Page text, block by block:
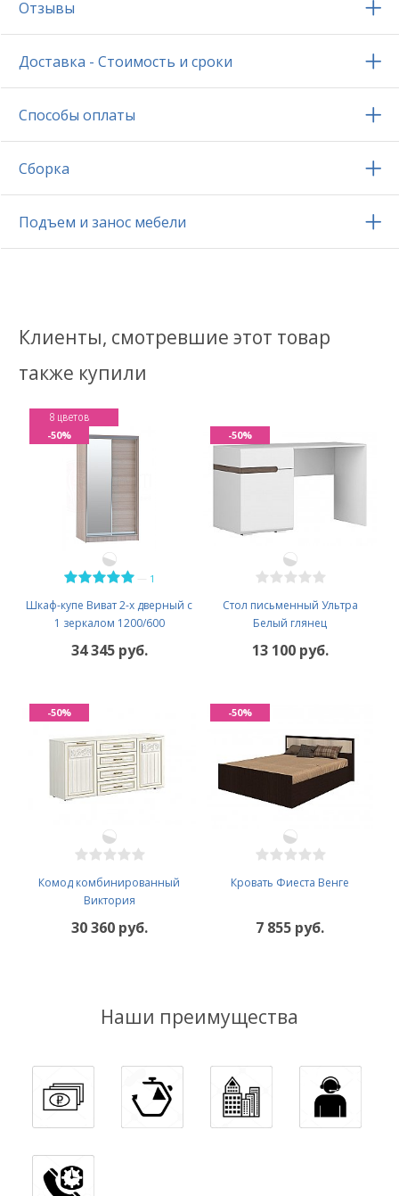
Отзывы
Доставка - Стоимость и сроки
Способы оплаты
Сборка
Подъем и занос мебели
Клиенты, смотревшие этот товар
также купили
1
Шкаф-купе Виват 2-х дверный с
1 зеркалом 1200/600
8 цветов
34 345 руб.
-50%
Стол письменный Ультра
Белый глянец
13 100 руб.
-50%
Комод комбинированный
Виктория
30 360 руб.
-50%
Кровать Фиеста Венге
7 855 руб.
-50%
Наши преимущества